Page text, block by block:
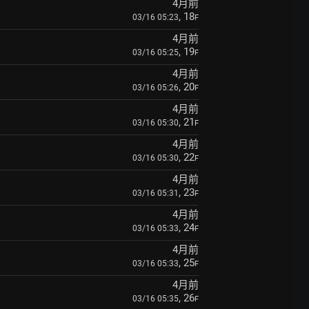
4月前
03/16 05:23, 18F
4月前
03/16 05:25, 19F
4月前
03/16 05:26, 20F
4月前
03/16 05:30, 21 F
4月前
03/16 05:30, 22F
4月前
03/16 05:31 , 23F
4月前
03/16 05:33, 24F
4月前
03/16 05:33, 25F
4月前
03/16 05:35, 26F